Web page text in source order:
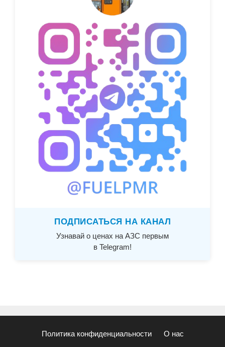
ПОДПИСАТЬСЯ НА КАНАЛ
Узнавай о ценах на АЗС первым
в Telegram!
Политика конфиденциальности О нас